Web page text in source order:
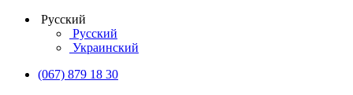
Русский
Русский
Украинский
(067) 879 18 30